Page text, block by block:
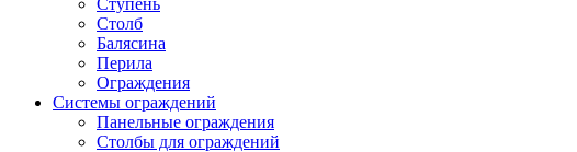
Ступень
Столб
Балясина
Перила
Ограждения
Системы ограждений
Панельные ограждения
Столбы для ограждений